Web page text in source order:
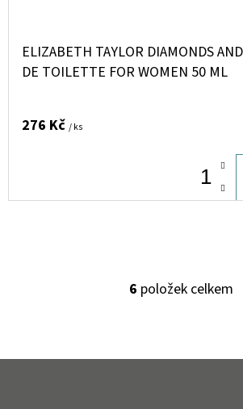
ELIZABETH TAYLOR DIAMONDS
DE TOILETTE FOR WOMEN 50 ML
276 Kč / ks
O
Á
6 položek celkem